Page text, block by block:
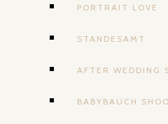
PORTRAIT LOVE
STANDESAMT
AFTER WEDDING
BABYBAUCH